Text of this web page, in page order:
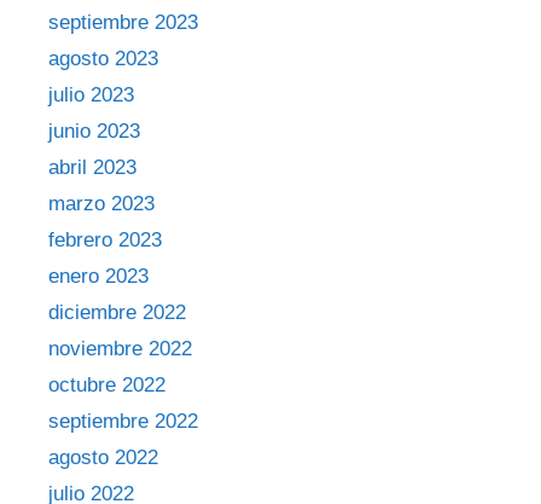
septiembre 2023
agosto 2023
julio 2023
junio 2023
abril 2023
marzo 2023
febrero 2023
enero 2023
diciembre 2022
noviembre 2022
octubre 2022
septiembre 2022
agosto 2022
julio 2022